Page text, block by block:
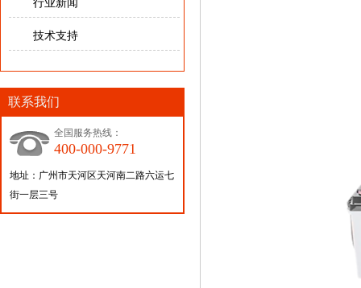
行业新闻
技术支持
联系我们
全国服务热线：
400-000-9771
地址：广州市天河区天河南二路六运七
街一层三号